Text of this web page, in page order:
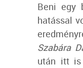
Beni egy
hatással
Szabára
után itt is